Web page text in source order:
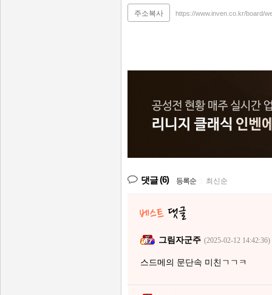
주소복사 https://www.inven.co.kr/board/
댓글(6) 등록순 최신순
그림자군주 (2025-02-12 14:42:36)
스드메의 문단속 미친ㄱㄱㅋ